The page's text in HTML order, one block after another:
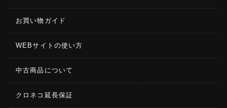
お買い物ガイド
WEBサイトの使い方
中古商品について
クロネコ延長保証